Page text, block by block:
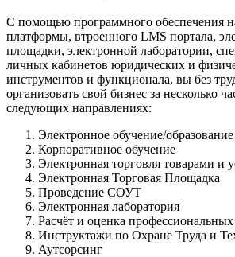
С помощью программного обеспечения
платформы, втроенного LMS портала,
площадки, электронной лаборатории,
личных кабинетов юридических и
инструментов и функционала, вы без
организовать свой бизнес за несколько
следующих направлениях:
Электронное обучение/
Корпоративное обучение
Электронная торговля товарами и
Электронная Торговая Площадка
Проведение СОУТ
Электронная лаборатория
Расчёт и оценка профессиональных
Инструктажи по Охране Труда и
Аутсорсинг